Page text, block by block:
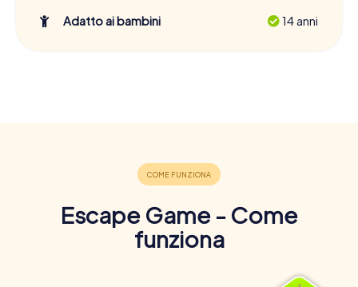
Adatto ai bambini
14 anni
Escape Game - Come
funziona